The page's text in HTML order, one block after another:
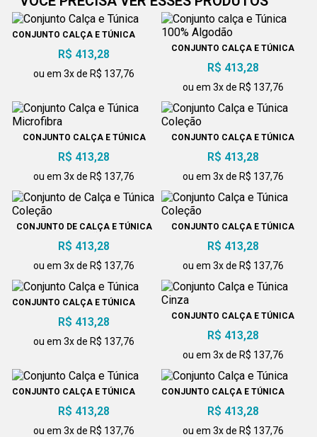
CONJUNTO CALÇA E TÚNICA
R$ 413,28
ou em 3x de R$ 137,76
CONJUNTO CALÇA E TÚNICA
R$ 413,28
ou em 3x de R$ 137,76
CONJUNTO CALÇA E TÚNICA
R$ 413,28
ou em 3x de R$ 137,76
CONJUNTO CALÇA E TÚNICA
R$ 413,28
ou em 3x de R$ 137,76
CONJUNTO DE CALÇA E TÚNICA
R$ 413,28
ou em 3x de R$ 137,76
CONJUNTO CALÇA E TÚNICA
R$ 413,28
ou em 3x de R$ 137,76
CONJUNTO CALÇA E TÚNICA
R$ 413,28
ou em 3x de R$ 137,76
CONJUNTO CALÇA E TÚNICA
R$ 413,28
ou em 3x de R$ 137,76
CONJUNTO CALÇA E TÚNICA
R$ 413,28
ou em 3x de R$ 137,76
CONJUNTO CALÇA E TÚNICA
R$ 413,28
ou em 3x de R$ 137,76